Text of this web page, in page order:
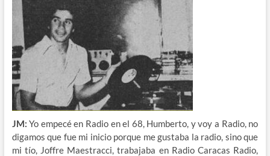
JM: Yo empecé en Radio en el 68, Humberto, y voy a Radio, no
digamos que fue mi inicio porque me gustaba la radio, sino que
mi tío, Joffre Maestracci, trabajaba en Radio Caracas Radio,